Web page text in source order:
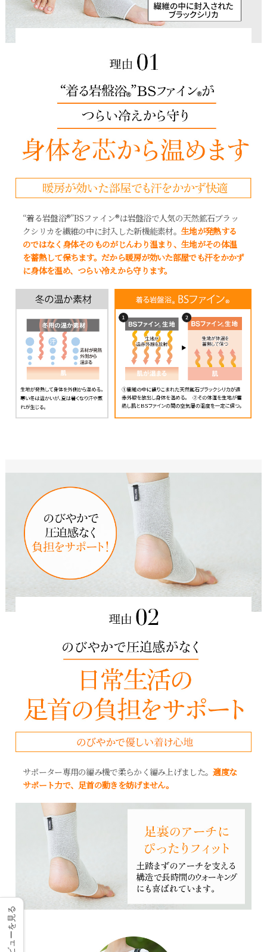
“着る岩盤浴®”BSファイン®は岩盤浴で人気の天然鉱石ブラッ
クシリカを繊維の中に封入した新機能素材。生地が発熱する
のではなく身体そのものがじんわり温まり、生地がその体温
を蓄熱して保ちます。だから暖房が効いた部屋でも汗をかかず
に身体を温め、つらい冷えから守ります。
サポーター専用の編み機で柔らかく編み上げました。適度な
サポート力で、足首の動きを妨げません。
レビューを見る